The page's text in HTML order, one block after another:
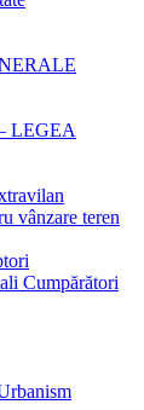
LEGEA
vânzare teren
Cumpărători